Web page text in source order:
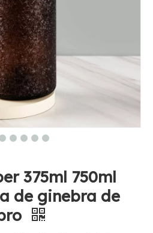
375ml 750ml
de ginebra de